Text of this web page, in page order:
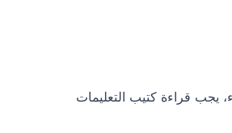
يجب قراءة كتيب التعليمات